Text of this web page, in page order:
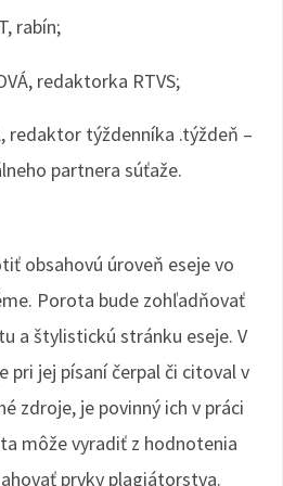
rabín;
redaktorka RTVS;
redaktor týždenníka .týždeň –
partnera súťaže.
obsahovú úroveň eseje vo
Porota bude zohľadňovať
a štylistickú stránku eseje. V
pri jej písaní čerpal či citoval v
zdroje, je povinný ich v práci
môže vyradiť z hodnotenia
prvky plagiátorstva.